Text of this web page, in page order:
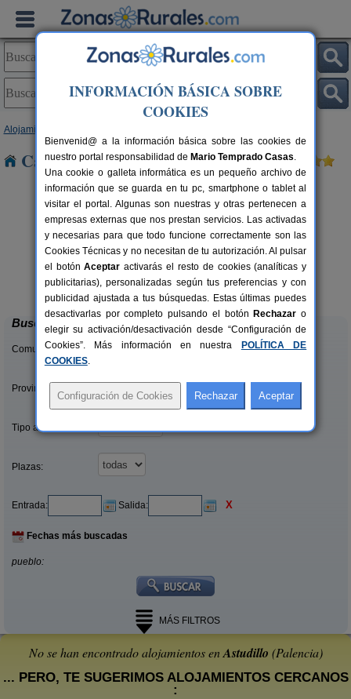
Alojamientos
Casas Rurales cerca de Astudillo
10+1 pers.
desde30 €
Casa Calderón
Brañosera (Palencia)
Buscar
Comunidades:
Provincias/Islas:
Tipo alquiler:
Plazas:
Entrada: Salida: X
Fechas más buscadas
pueblo:
MÁS FILTROS
No se han encontrado alojamientos enAstudillo (Palencia)
... PERO, TE SUGERIMOS ALOJAMIENTOS CERCANOS
:
INFORMACIÓN BÁSICA SOBRE
COOKIES
Bienvenid@ a la información básica sobre las cookies de
nuestro portal responsabilidad de Mario Temprado Casas.
Una cookie o galleta informática es un pequeño archivo de
información que se guarda en tu pc, smartphone o tablet al
visitar el portal. Algunas son nuestras y otras pertenecen a
empresas externas que nos prestan servicios. Las activadas
y necesarias para que todo funcione correctamente son las
Cookies Técnicas y no necesitan de tu autorización. Al pulsar
el botónAceptar activarás el resto de cookies (analíticas y
publicitarias), personalizadas según tus preferencias y con
publicidad ajustada a tus búsquedas. Estas últimas puedes
desactivarlas por completo pulsando el botón Rechazar o
elegir su activación/desactivación desde “Configuración de
Cookies”. Más información en nuestra
POLÍTICA DE
COOKIES.